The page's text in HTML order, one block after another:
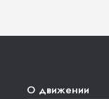
О движении